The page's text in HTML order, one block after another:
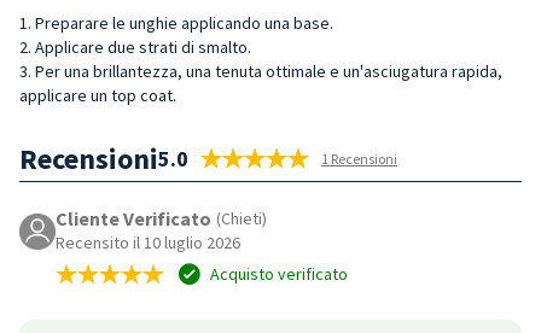
1. Preparare le unghie applicando una base.
2. Applicare due strati di smalto.
3. Per una brillantezza, una tenuta ottimale e un'asciugatura rapida,
applicare un top coat.
Recensioni5.0 1 Recensioni
Cliente Verificato (Chieti)
Recensito il 10 luglio 2026
Acquisto verificato